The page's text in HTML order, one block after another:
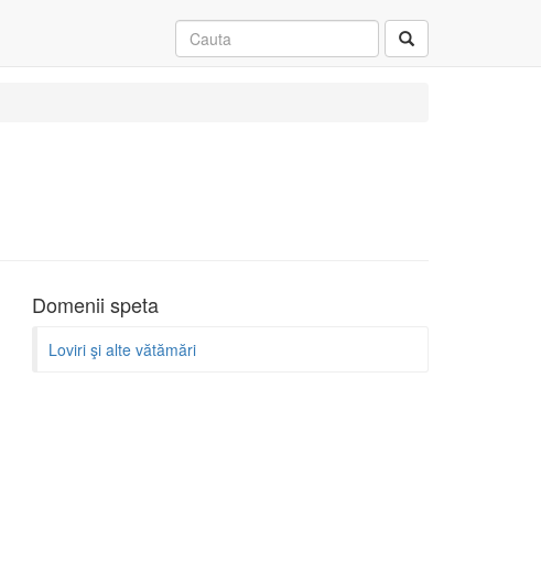
Domenii speta
Loviri şi alte vătămări